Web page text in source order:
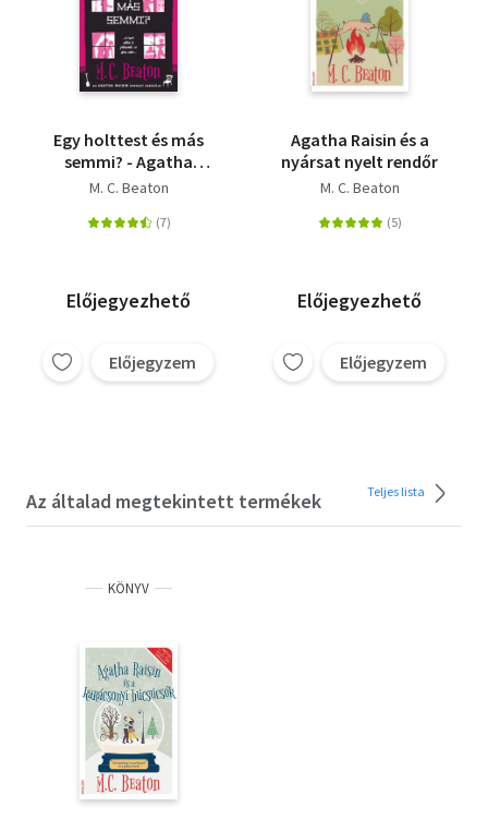
Egy holttest és más
semmi? - Agatha
Raisin sorozat
M. C. Beaton
Előjegyezhető
Előjegyzem
Agatha Raisin és a
nyársat nyelt rendőr
M. C. Beaton
Előjegyezhető
Előjegyzem
Az általad megtekintett termékek Teljes lista
KÖNYV